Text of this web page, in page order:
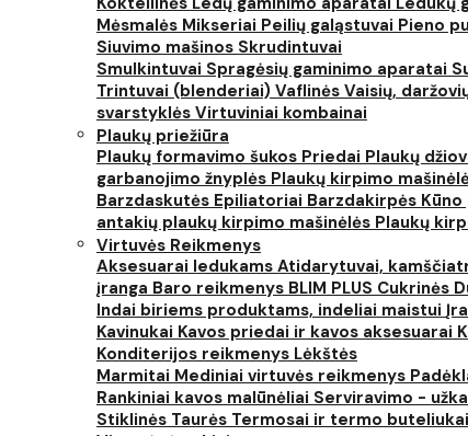
Mėsmalės Mikseriai Peilių galąstuvai Pieno
Siuvimo mašinos Skrudintuvai
Smulkintuvai Spragėsių gaminimo aparatai
Trintuvai (blenderiai) Vaflinės Vaisių,
svarstyklės Virtuviniai kombainai
Plaukų priežiūra
Plaukų formavimo šukos Priedai Plaukų
garbanojimo žnyplės Plaukų kirpimo
Barzdaskutės Epiliatoriai Barzdakirpės
antakių plaukų kirpimo mašinėlės Plaukų
Virtuvės Reikmenys
Aksesuarai ledukams Atidarytuvai,
įranga Baro reikmenys BLIM PLUS Cukrinės
Indai biriems produktams, indeliai maistui
Kavinukai Kavos priedai ir kavos aksesuarai
Konditerijos reikmenys Lėkštės
Marmitai Mediniai virtuvės reikmenys
Rankiniai kavos malūnėliai Serviravimo -
Stiklinės Taurės Termosai ir termo buteliukai